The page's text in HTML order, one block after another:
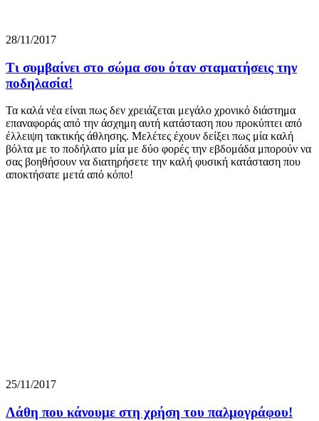
28/11/2017
Τι συμβαίνει στο σώμα σου όταν σταματήσεις την
ποδηλασία!
Τα καλά νέα είναι πως δεν χρειάζεται μεγάλο χρονικό διάστημα
επαναφοράς από την άσχημη αυτή κατάσταση που προκύπτει από
έλλειψη τακτικής άθλησης. Μελέτες έχουν δείξει πως μία καλή
βόλτα με το ποδήλατο μία με δύο φορές την εβδομάδα μπορούν να
σας βοηθήσουν να διατηρήσετε την καλή φυσική κατάσταση που
αποκτήσατε μετά από κόπο!
25/11/2017
Λάθη που κάνουμε στη χρήση του παλμογράφου!